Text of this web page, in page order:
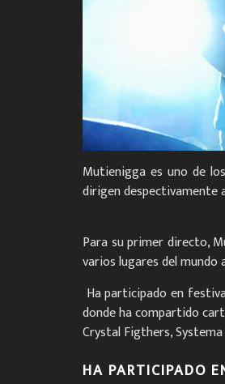
Mutienigga es uno de
dirigen despectivamente
Para su primer directo,
varios lugares del
Ha participado en
donde ha compartido
Crystal Figthers,
HA PARTICIPADO